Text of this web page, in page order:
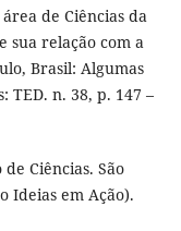
de Ciências da
sua relação com a
Brasil: Algumas
TED. n. 38, p. 147 –
de Ciências. São
Ideias em Ação).